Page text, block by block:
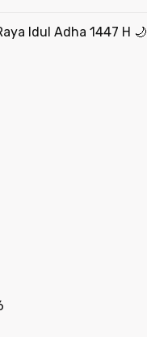
Idul Adha 1447 H 🌙